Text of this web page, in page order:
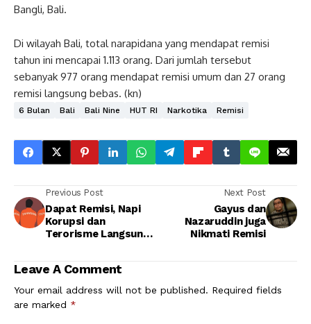
Bangli, Bali.
Di wilayah Bali, total narapidana yang mendapat remisi
tahun ini mencapai 1.113 orang. Dari jumlah tersebut
sebanyak 977 orang mendapat remisi umum dan 27 orang
remisi langsung bebas. (kn)
6 Bulan Bali Bali Nine HUT RI Narkotika Remisi
Previous Post
Dapat Remisi, Napi
Korupsi dan
Terorisme Langsung
Next Post
Gayus dan
Nazaruddin juga
Nikmati Remisi
Leave A Comment
Your email address will not be published. Required fields
are marked *